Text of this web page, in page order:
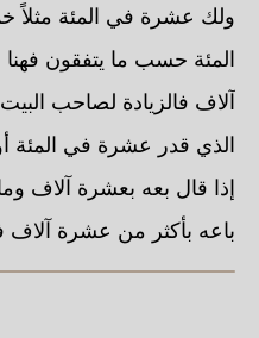
ولك عشرة في المئة مثلاً
المئة حسب ما يتفقون
آلاف فالزيادة لصاحب
الذي قدر عشرة في المئة
إذا قال بعه بعشرة آلاف
باعه بأكثر من عشرة آلاف